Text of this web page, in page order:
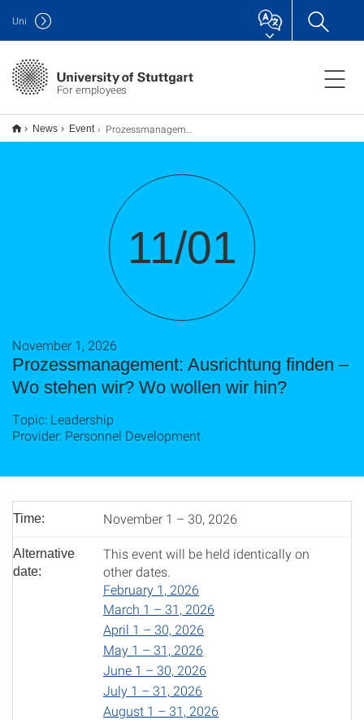
For employees
Uni
News Event Prozessmanagement: Ausrichtung finden – Wo stehen wir? Wo wollen wir hin?
11/01
Prozessmanagement: Ausrichtung finden –
Wo stehen wir? Wo wollen wir hin?
November 1, 2026
Topic: Leadership
Provider: Personnel Development
Time: November 1 – 30, 2026
Alternative
date:
This event will be held identically on
other dates.
February 1, 2026
March 1 – 31, 2026
April 1 – 30, 2026
May 1 – 31, 2026
June 1 – 30, 2026
July 1 – 31, 2026
August 1 – 31, 2026